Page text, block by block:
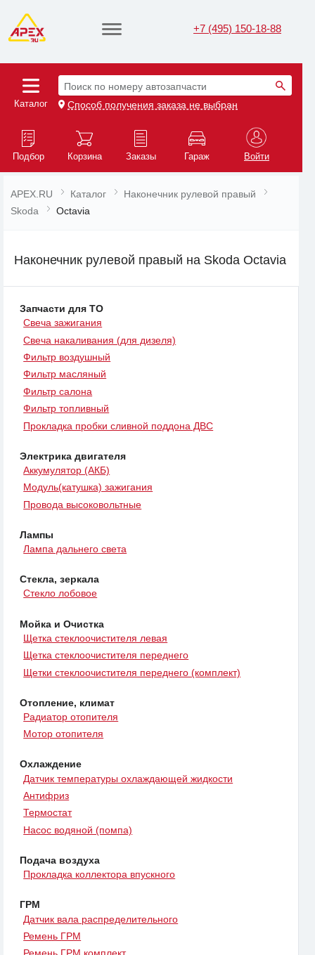
+7 (495) 150-18-88
Каталог
Поиск по номеру автозапчасти
Способ получения заказа не выбран
Подбор Корзина Заказы Гараж Войти
APEX.RU Каталог
Наконечник рулевой правый
Skoda
Octavia
Наконечник рулевой правый на Skoda Octavia
Запчасти для ТО
Свеча зажигания
Свеча накаливания (для дизеля)
Фильтр воздушный
Фильтр масляный
Фильтр салона
Фильтр топливный
Прокладка пробки сливной поддона ДВС
Электрика двигателя
Аккумулятор (АКБ)
Модуль(катушка) зажигания
Провода высоковольтные
Лампы
Лампа дальнего света
Стекла, зеркала
Стекло лобовое
Мойка и Очистка
Щетка стеклоочистителя левая
Щетка стеклоочистителя переднего
Щетки стеклоочистителя переднего (комплект)
Отопление, климат
Радиатор отопителя
Мотор отопителя
Охлаждение
Датчик температуры охлаждающей жидкости
Антифриз
Термостат
Насос водяной (помпа)
Подача воздуха
Прокладка коллектора впускного
ГРМ
Датчик вала распределительного
Ремень ГРМ